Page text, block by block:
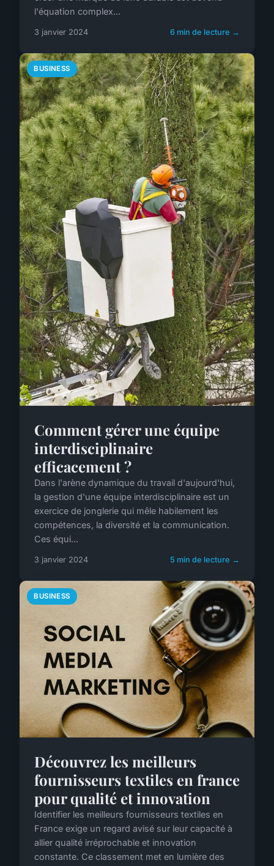
l'équation complex...
3 janvier 2024 6 min de lecture →
BUSINESS
Comment gérer une équipe
interdisciplinaire
efficacement ?
Dans l'arène dynamique du travail d'aujourd'hui,
la gestion d'une équipe interdisciplinaire est un
exercice de jonglerie qui mêle habilement les
compétences, la diversité et la communication.
Ces équi...
3 janvier 2024 5 min de lecture →
BUSINESS
Découvrez les meilleurs
fournisseurs textiles en france
pour qualité et innovation
Identifier les meilleurs fournisseurs textiles en
France exige un regard avisé sur leur capacité à
allier qualité irréprochable et innovation
constante. Ce classement met en lumière des